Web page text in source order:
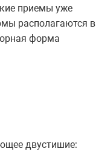
приемы уже
располагаются в
форма
двустишие: